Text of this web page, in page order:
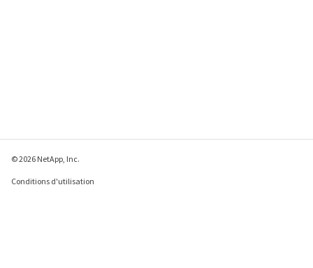
© 2026 NetApp, Inc.
Conditions d'utilisation